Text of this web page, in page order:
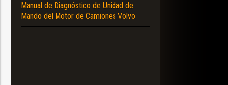
Manual de Diagnóstico de Unidad de
Mando del Motor de Camiones Volvo